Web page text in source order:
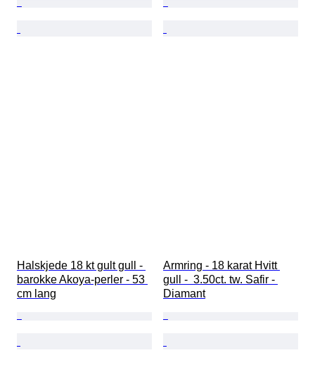
Halskjede 18 kt gult gull -
barokke Akoya-perler - 53
cm lang
Armring - 18 karat Hvitt
gull -  3.50ct. tw. Safir -
Diamant